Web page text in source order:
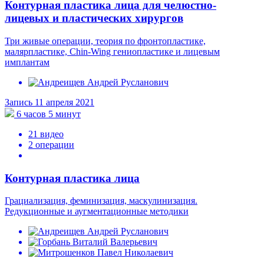
Контурная пластика лица для челюстно-
лицевых и пластических хирургов
Три живые операции, теория по фронтопластике,
малярпластике, Chin-Wing гениопластике и лицевым
имплантам
Запись 11 апреля 2021
6 часов 5 минут
21 видео
2 операции
Контурная пластика лица
Грациализация, феминизация, маскулинизация.
Редукционные и аугментационные методики